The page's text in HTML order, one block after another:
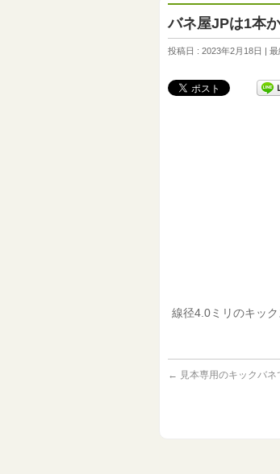
バネ屋JPは1本
投稿日 : 2023年2月18日 最
線径4.0ミリのキッ
← 見本専用のキックバネ